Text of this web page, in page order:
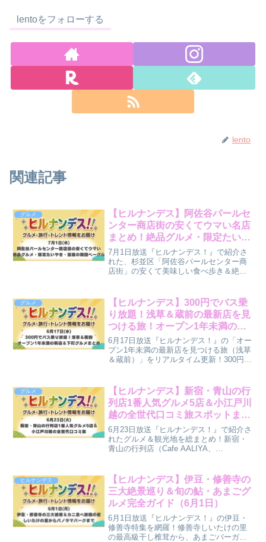
lentoをフォローする
lento
関連記事
グルメ
【ヒルナンデス】阿佐谷パールセ
ンター商店街の安くてウマい名店
まとめ！絶品グルメ・限定たいや
き・話題の韓国ベーグル（7月1
日）
7月1日放送『ヒルナンデス！』で紹介さ
れた、杉並区「阿佐谷パールセンター商
店街」の安くて美味しい食べ歩き＆絶品
韓国式ドバイチョコベーグルまで徹底解
説！
グルメ
【ヒルナンデス】300円でバス乗
り放題！浅草＆蔵前の最新店を見
つける旅！オープン1年未満の新
店＆下町グルメまとめ（6月17
日）
6月17日放送『ヒルナンデス！』の「オー
プン1年未満の最新店を見つける旅（浅草
＆蔵前）」をリアルタイム更新！300円乗
喫茶 街灯」や最新「食パンカフェ」を総
まとめ！
グルメ
【ヒルナンデス】新宿・青山の行
列店1番人気グルメ5店＆小江戸川
越の全世代口コミ旅スポットまと
め（6月23日）
6月23日放送『ヒルナンデス！』で紹介さ
れたグルメ＆観光地を総まとめ！新宿・
青山の行列店（Cafe AALIYA、
ンや、「小江戸川越」の口コミ食べ歩き
＆限定御朱印、名店いちのやまで網羅！
ヒルナンデス
【ヒルナンデス】伊豆・修善寺の
三大絶景巡り＆旬の鮎・あまごグ
ルメ完全ガイド（6月1日）
6月1日放送『ヒルナンデス！』の伊豆・
修善寺特集を網羅！修善寺しいたけの里
の最高級干し椎茸から、あまごバーガ